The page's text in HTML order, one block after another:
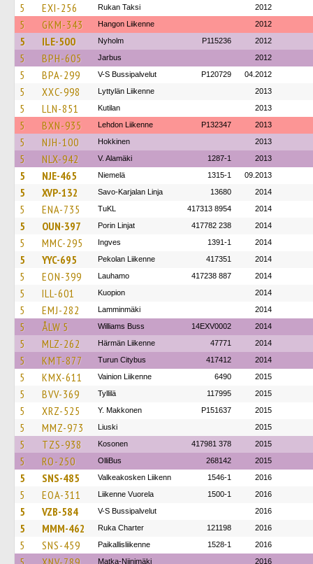
5 EXI-256 Rukan Taksi 2012
5 GKM-343 Hangon Liikenne 2012
5 ILE-500 Nyholm P115236 2012
5 BPH-605 Jarbus 2012
5 BPA-299 V-S Bussipalvelut P120729 04.2012
5 XXC-998 Lyttylän Liikenne 2013
5 LLN-851 Kutilan 2013
5 BXN-935 Lehdon Liikenne P132347 2013
5 NJH-100 Hokkinen 2013
5 NLX-942 V. Alamäki 1287-1 2013
5 NJE-465 Niemelä 1315-1 09.2013
5 XVP-132 Savo-Karjalan Linja 13680 2014
5 ENA-735 TuKL 417313 8954 2014
5 OUN-397 Porin Linjat 417782 238 2014
5 MMC-295 Ingves 1391-1 2014
5 YYC-695 Pekolan Liikenne 417351 2014
5 EON-399 Lauhamo 417238 887 2014
5 ILL-601 Kuopion 2014
5 EMJ-282 Lamminmäki 2014
5 ÅLW 5 Williams Buss 14EXV0002 2014
5 MLZ-262 Härmän Liikenne 47771 2014
5 KMT-877 Turun Citybus 417412 2014
5 KMX-611 Vainion Liikenne 6490 2015
5 BVV-369 Tyllilä 117995 2015
5 XRZ-525 Y. Makkonen P151637 2015
5 MMZ-973 Liuski 2015
5 TZS-938 Kosonen 417981 378 2015
5 RO-250 OlliBus 268142 2015
5 SNS-485 Valkeakosken Liikenn 1546-1 2016
5 EOA-311 Liikenne Vuorela 1500-1 2016
5 VZB-584 V-S Bussipalvelut 2016
5 MMM-462 Ruka Charter 121198 2016
5 SNS-459 Paikallisliikenne 1528-1 2016
Matka-Niinimäki 2016